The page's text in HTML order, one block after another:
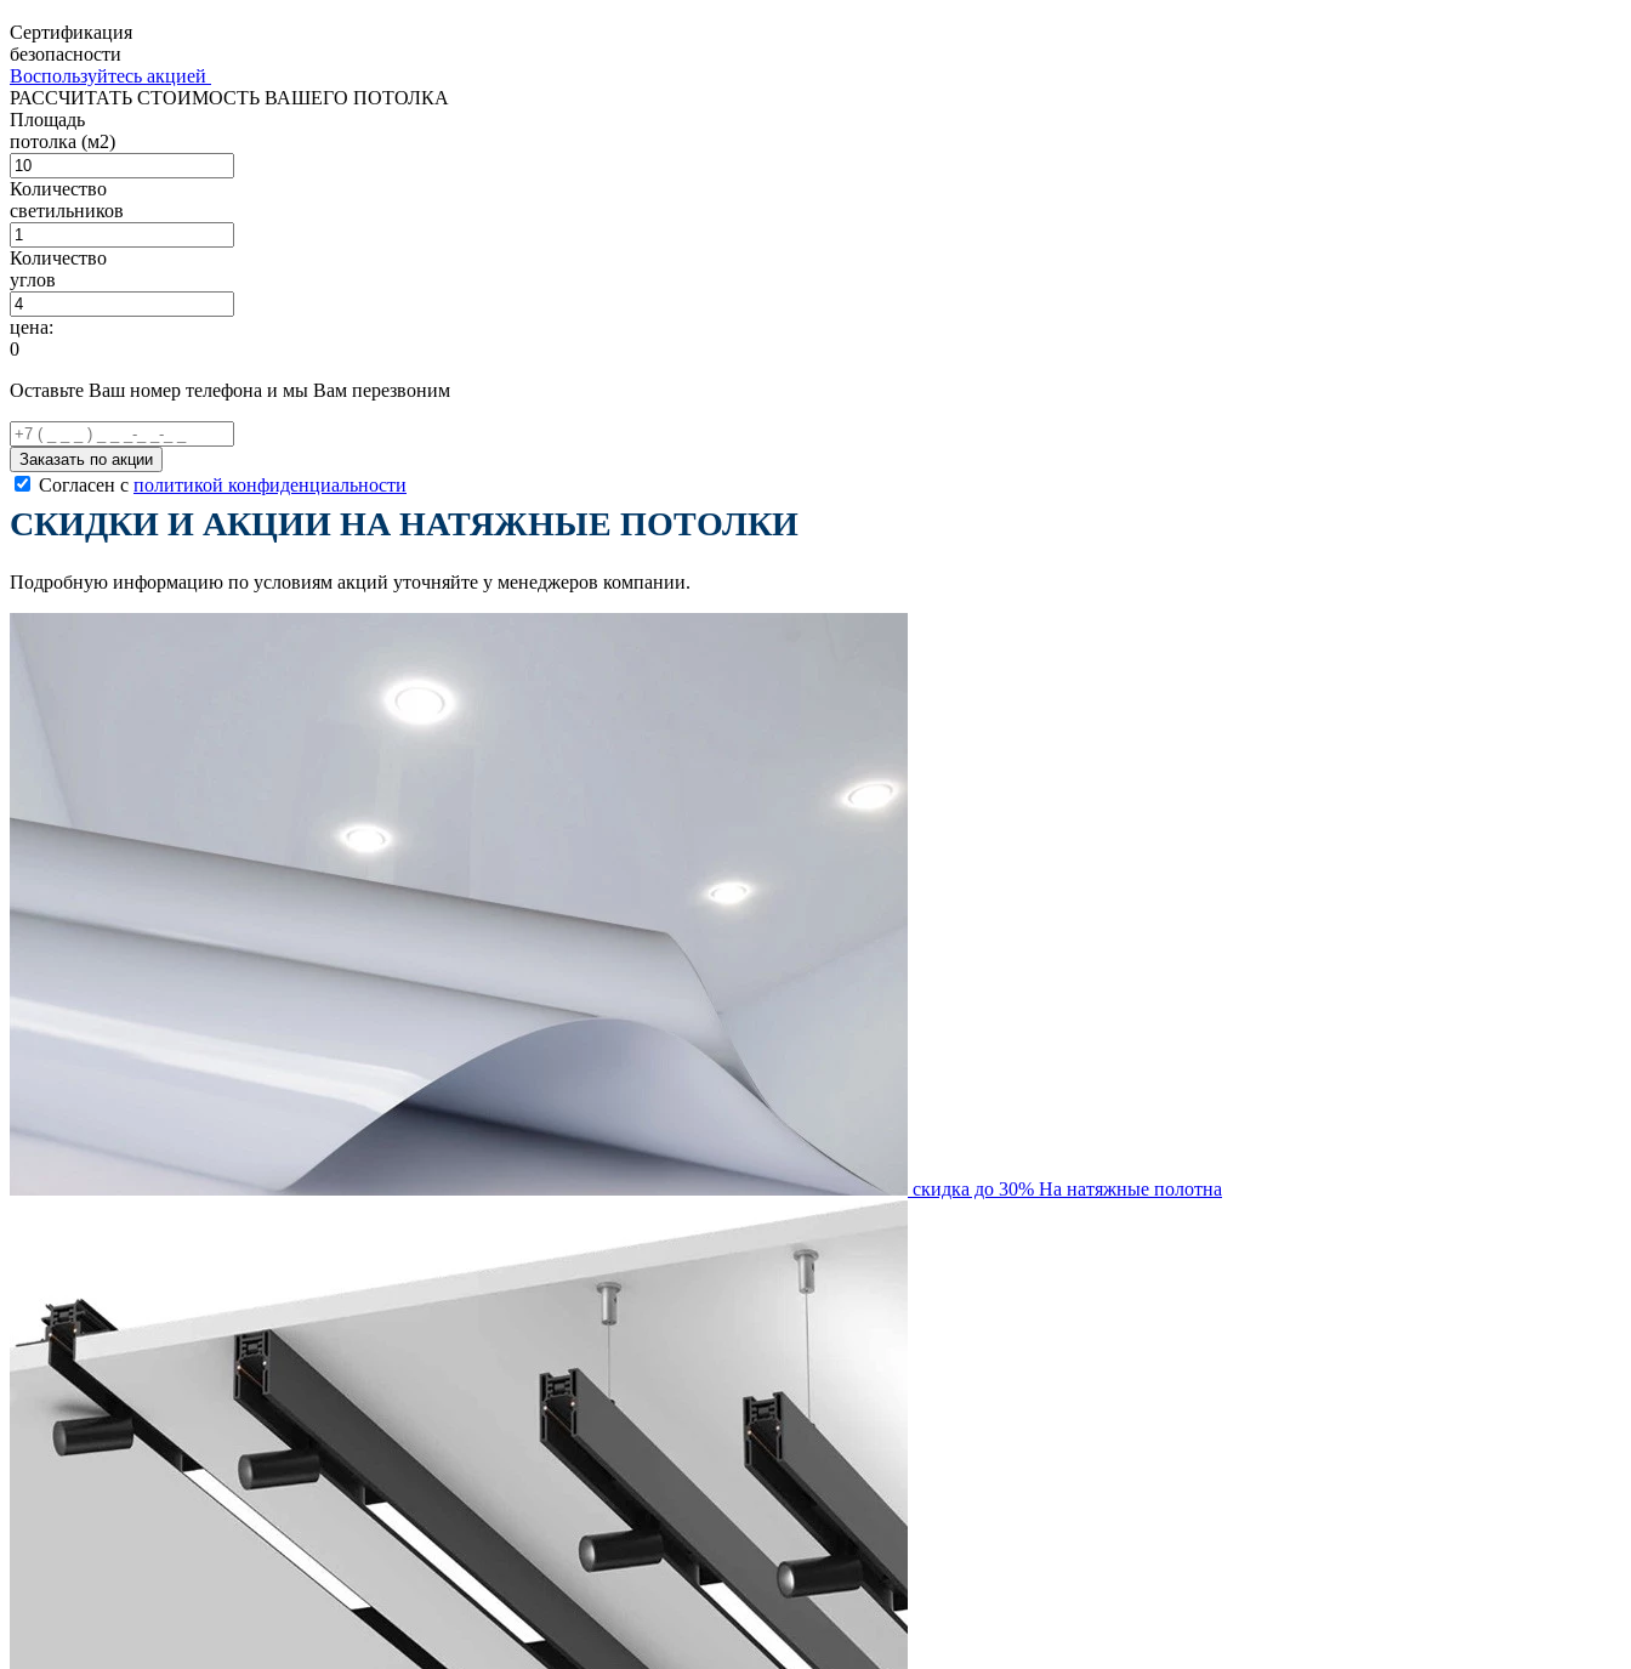
Сертификация
безопасности
Воспользуйтесь акцией
РАССЧИТАТЬ СТОИМОСТЬ ВАШЕГО ПОТОЛКА
Площадь
потолка (м2)
Количество
светильников
Количество
углов
цена:
0
Оставьте Ваш номер телефона и мы Вам перезвоним
Заказать по акции
Согласен с политикой конфиденциальности
СКИДКИ И АКЦИИ НА НАТЯЖНЫЕ ПОТОЛКИ
Подробную информацию по условиям акций уточняйте у менеджеров компании.
скидка до 30% На натяжные полотна